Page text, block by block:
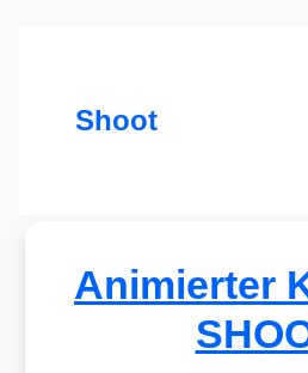
Shoot
Animierter